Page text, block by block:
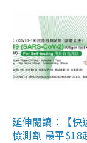
延伸閱讀：【快
檢測劑 最平